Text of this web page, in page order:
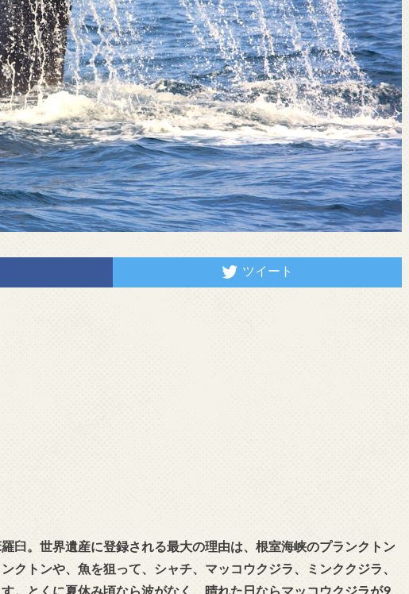
ツイート
臼。世界遺産に登録される最大の理由は、根室海峡のプランクトン
クトンや、魚を狙って、シャチ、マッコウクジラ、ミンククジラ、
。とくに夏休み頃なら波がなく、晴れた日ならマッコウクジラが9